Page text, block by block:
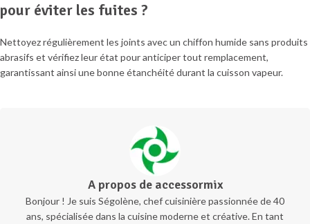
pour éviter les fuites ?
Nettoyez régulièrement les joints avec un chiffon humide sans produits
abrasifs et vérifiez leur état pour anticiper tout remplacement,
garantissant ainsi une bonne étanchéité durant la cuisson vapeur.
A propos de accessormix
Bonjour ! Je suis Ségolène, chef cuisinière passionnée de 40
ans, spécialisée dans la cuisine moderne et créative. En tant